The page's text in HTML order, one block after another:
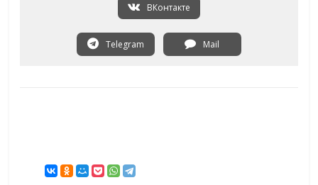
ВКонтакте
Telegram Mail